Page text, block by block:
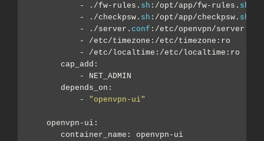
           - ./fw-rules.
sh :/opt/app/fw-rules. sh
           - ./checkpsw.
sh :/opt/app/checkpsw. sh
           - ./server.
conf :/etc/openvpn/server.
           - /etc/timezone:/etc/timezone:ro
           - /etc/localtime:/etc/localtime:ro
       cap_add:
           - NET_ADMIN
       depends_on:
           -
"openvpn-ui"
    openvpn-ui:
       container_name: openvpn-ui